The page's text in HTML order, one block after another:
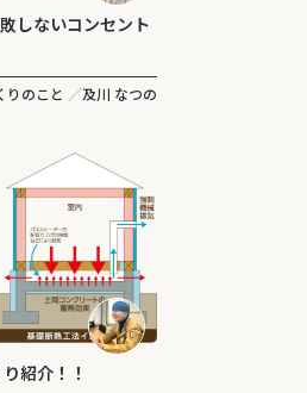
しないコンセント
りのこと 及川 なつの
紹介！！